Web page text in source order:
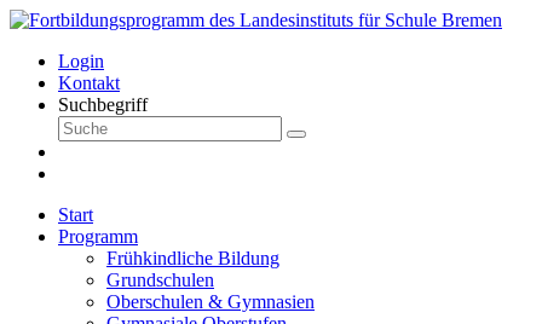
Login
Kontakt
Suchbegriff
Start
Programm
Frühkindliche Bildung
Grundschulen
Oberschulen & Gymnasien